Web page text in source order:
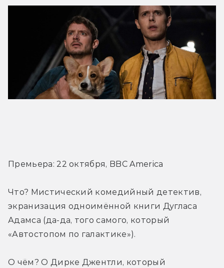
Премьера: 22 октября, BBC America
Что? Мистический комедийный детектив,
экранизация одноимённой книги Дугласа
Адамса (да-да, того самого, который
«Автостопом по галактике»).
О чём? О Дирке Джентли, который